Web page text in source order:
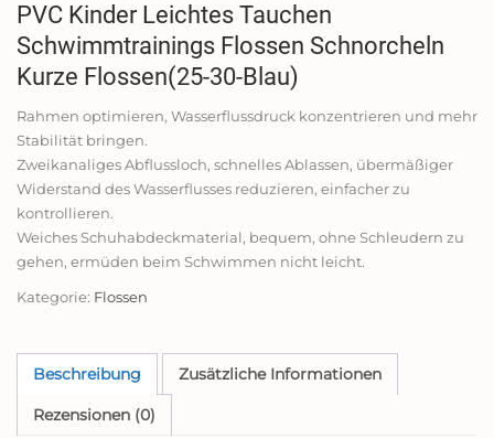
PVC Kinder Leichtes Tauchen
Schwimmtrainings Flossen Schnorcheln
Kurze Flossen(25-30-Blau)
Rahmen optimieren, Wasserflussdruck konzentrieren und mehr
Stabilität bringen.
Zweikanaliges Abflussloch, schnelles Ablassen, übermäßiger
Widerstand des Wasserflusses reduzieren, einfacher zu
kontrollieren.
Weiches Schuhabdeckmaterial, bequem, ohne Schleudern zu
gehen, ermüden beim Schwimmen nicht leicht.
Kategorie: Flossen
Beschreibung Zusätzliche Informationen
Rezensionen (0)